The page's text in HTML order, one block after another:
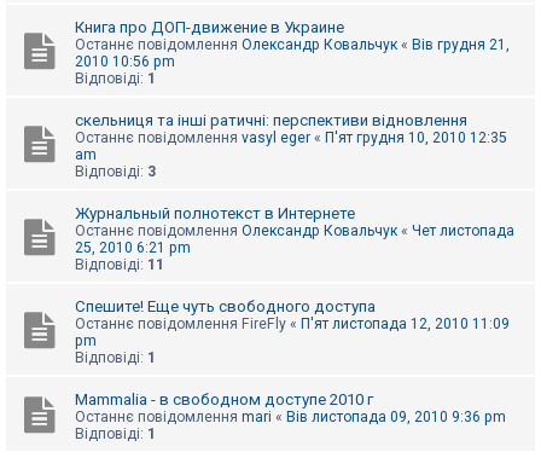
Книга про ДОП-движение в Украине
Останнє повідомлення Олександр Ковальчук « Вів грудня 21,
2010 10:56 pm
Відповіді: 1
скельниця та інші ратичні: перспективи відновлення
Останнє повідомлення vasyl eger « П'ят грудня 10, 2010 12:35
am
Відповіді: 3
Журнальный полнотекст в Интернете
Останнє повідомлення Олександр Ковальчук « Чет листопада
25, 2010 6:21 pm
Відповіді: 11
Спешите! Еще чуть свободного доступа
Останнє повідомлення FireFly « П'ят листопада 12, 2010 11:09
pm
Відповіді: 1
Mammalia - в свободном доступе 2010 г
Останнє повідомлення mari « Вів листопада 09, 2010 9:36 pm
Відповіді: 1